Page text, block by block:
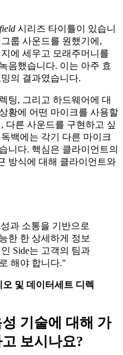
시리즈 타이틀이 있습니
룹 사운드를 원했기에,
에 세우고 모래주머니를
음했습니다. 이는 아주 효
의 결과였습니다.
팅, 그리고 하드웨어에 대
황에 어떤 마이크를 사용할
다른 사운드를 구현하고 싶
백에는 각기 다른 마이크
니다. 핵심은 클라이언트의
방식에 대해 클라이언트와
과 소통을 기반으로
한 한 상세하게 정보
Side는 고객의 팀과
해야 합니다."
오 및 데이터세트 디렉
기술에 대해 가
보시나요?